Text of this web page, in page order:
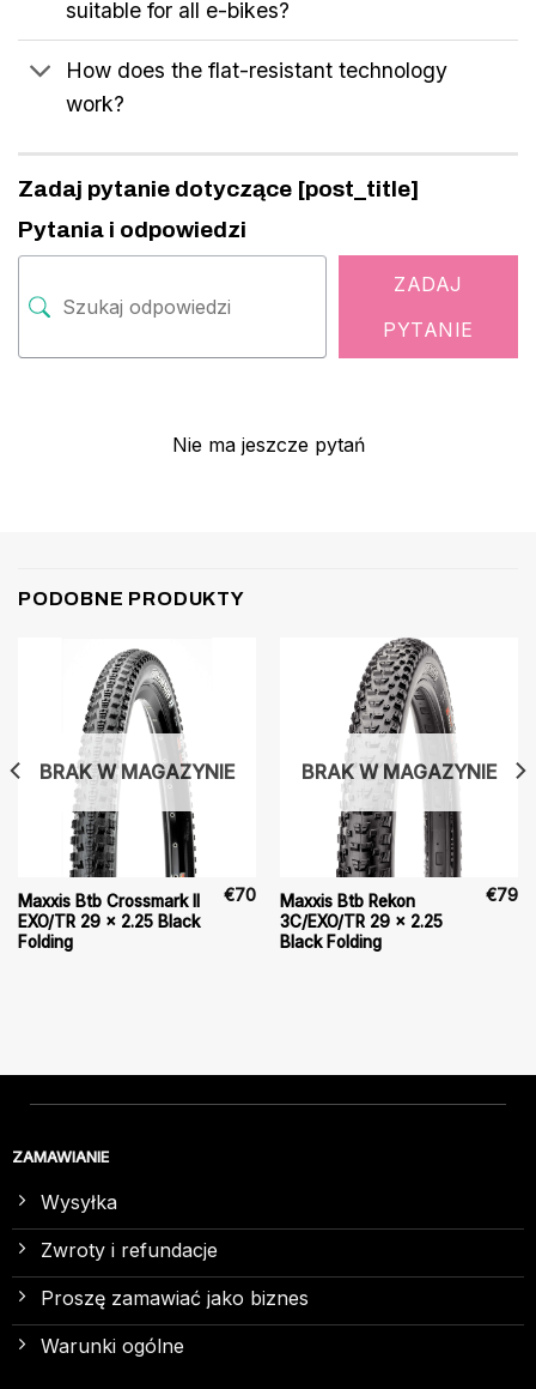
suitable for all e-bikes?
How does the flat-resistant technology
work?
Zadaj pytanie dotyczące [post_title]
Pytania i odpowiedzi
ZADAJ
PYTANIE
Nie ma jeszcze pytań
PODOBNE PRODUKTY
BRAK W MAGAZYNIE
Maxxis Btb Crossmark II
EXO/TR 29 x 2.25 Black
Folding
€70
BRAK W MAGAZYNIE
Maxxis Btb Rekon
3C/EXO/TR 29 x 2.25
Black Folding
€79
ZAMAWIANIE
Wysyłka
Zwroty i refundacje
Proszę zamawiać jako biznes
Warunki ogólne